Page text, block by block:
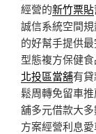
經營的新竹票貼
誠信系統空間
的好幫手提供
型態複方保健
北投區當舖有
鬆周轉免留車推
舖多元借款大
方案經營利息